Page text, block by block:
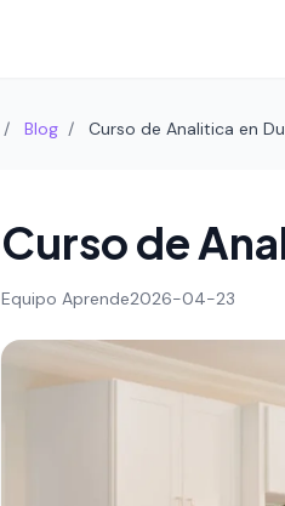
/ Blog / Curso de Analitica en
Curso de
Equipo Aprende2026-04-23